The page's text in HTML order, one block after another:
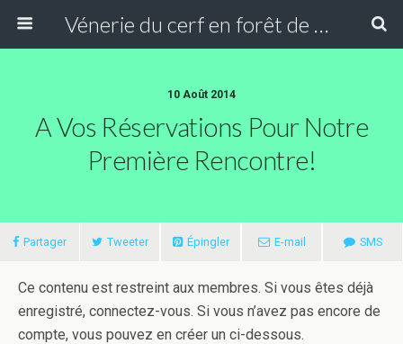
Vénerie du cerf en forêt de Compiègne
10 Août 2014
A Vos Réservations Pour Notre
Première Rencontre!
Partager Tweeter Épingler E-mail SMS
Ce contenu est restreint aux membres. Si vous êtes déjà
enregistré, connectez-vous. Si vous n’avez pas encore de
compte, vous pouvez en créer un ci-dessous.